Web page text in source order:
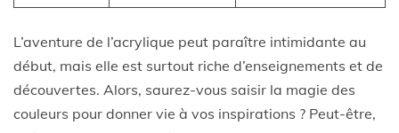
L’aventure de l’acrylique peut paraître intimidante au
début, mais elle est surtout riche d’enseignements et de
découvertes. Alors, saurez-vous saisir la magie des
couleurs pour donner vie à vos inspirations ? Peut-être,